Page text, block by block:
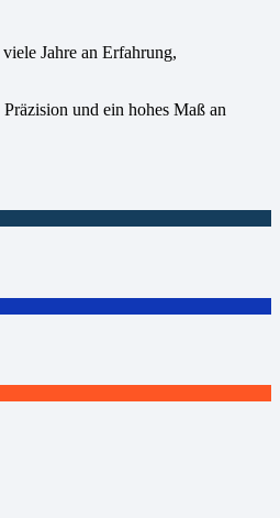
Jahre an Erfahrung,
und ein hohes Maß an